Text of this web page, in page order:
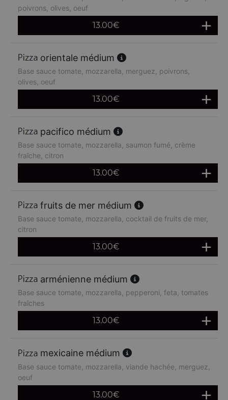
poivrons, olives, oeuf
13.00€
orientale médium
Base sauce tomate, mozzarella, merguez, poivrons,
olives, oeuf
13.00€
pacifico médium
Base sauce tomate, mozzarella, saumon fumé, crème
fraîche, citron
13.00€
fruits de mer médium
Base sauce tomate, mozzarella, cocktail de fruits de mer,
citron
13.00€
arménienne médium
Base sauce tomate, mozzarella, pepperoni, feta, tomates
fraîches
13.00€
mexicaine médium
Base sauce tomate, mozzarella, viande hachée, merguez,
oeuf
13.00€